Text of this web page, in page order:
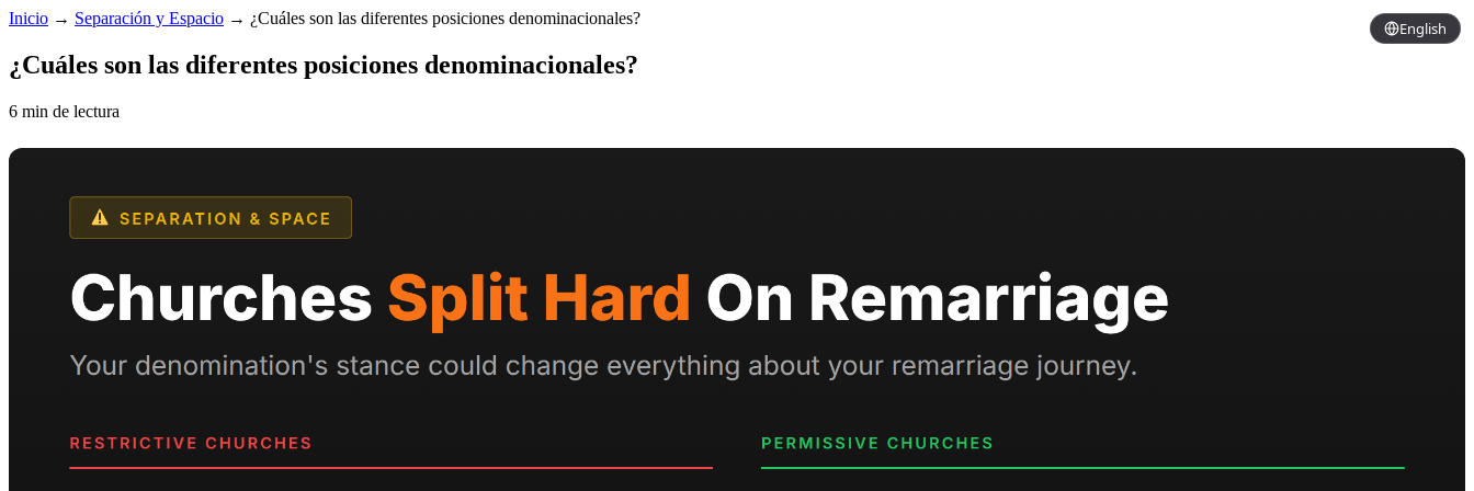
English
Inicio → Separación y Espacio → ¿Cuáles son las diferentes posiciones denominacionales?
¿Cuáles son las diferentes posiciones denominacionales?
6 min de lectura